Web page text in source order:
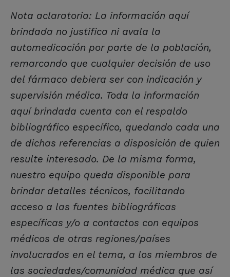
Nota aclaratoria: La información aquí
brindada no justifica ni avala la
automedicación por parte de la población,
remarcando que cualquier decisión de uso
del fármaco debiera ser con indicación y
supervisión médica. Toda la información
aquí brindada cuenta con el respaldo
bibliográfico específico, quedando cada una
de dichas referencias a disposición de quien
resulte interesado. De la misma forma,
nuestro equipo queda disponible para
brindar detalles técnicos, facilitando
acceso a las fuentes bibliográficas
específicas y/o a contactos con equipos
médicos de otras regiones/países
involucrados en el tema, a los miembros de
las sociedades/comunidad médica que así